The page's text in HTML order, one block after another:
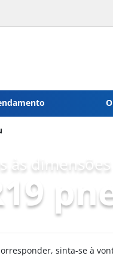
dimensões
sinta-se à